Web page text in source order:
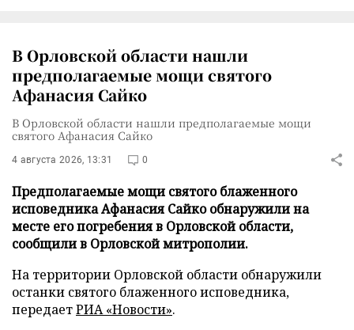
В Орловской области нашли
предполагаемые мощи святого
Афанасия Сайко
В Орловской области нашли предполагаемые мощи
святого Афанасия Сайко
4 августа 2026, 13:31 0
Предполагаемые мощи святого блаженного
исповедника Афанасия Сайко обнаружили на
месте его погребения в Орловской области,
сообщили в Орловской митрополии.
На территории Орловской области обнаружили
останки святого блаженного исповедника,
передаетРИА «Новости».